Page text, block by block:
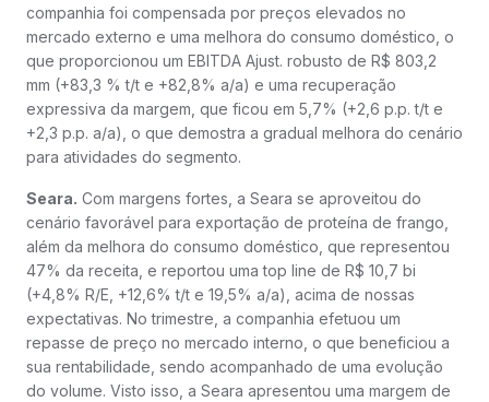
companhia foi compensada por preços elevados no
mercado externo e uma melhora do consumo doméstico, o
que proporcionou um EBITDA Ajust. robusto de R$ 803,2
mm (+83,3 % t/t e +82,8% a/a) e uma recuperação
expressiva da margem, que ficou em 5,7% (+2,6 p.p. t/t e
+2,3 p.p. a/a), o que demostra a gradual melhora do cenário
para atividades do segmento.
Seara. Com margens fortes, a Seara se aproveitou do
cenário favorável para exportação de proteína de frango,
além da melhora do consumo doméstico, que representou
47% da receita, e reportou uma top line de R$ 10,7 bi
(+4,8% R/E, +12,6% t/t e 19,5% a/a), acima de nossas
expectativas. No trimestre, a companhia efetuou um
repasse de preço no mercado interno, o que beneficiou a
sua rentabilidade, sendo acompanhado de uma evolução
do volume. Visto isso, a Seara apresentou uma margem de